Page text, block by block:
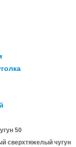
50
сверхтяжелый чугун